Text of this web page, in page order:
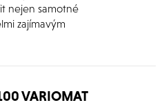
nejen samotné
zajímavým
VARIOMAT